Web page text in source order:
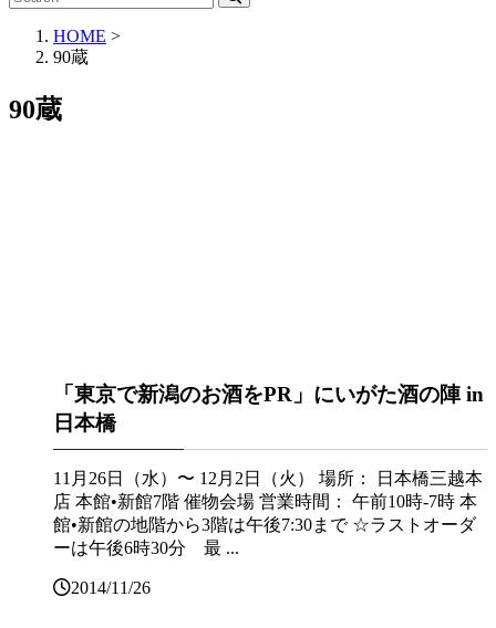
HOME >
90蔵
90蔵
「東京で新潟のお酒をPR」にいがた酒の陣 in
日本橋
11月26日（水）〜 12月2日（火） 場所： 日本橋三越本
店 本館•新館7階 催物会場 営業時間： 午前10時-7時 本
館•新館の地階から3階は午後7:30まで ☆ラストオーダ
ーは午後6時30分 最 ...
2014/11/26